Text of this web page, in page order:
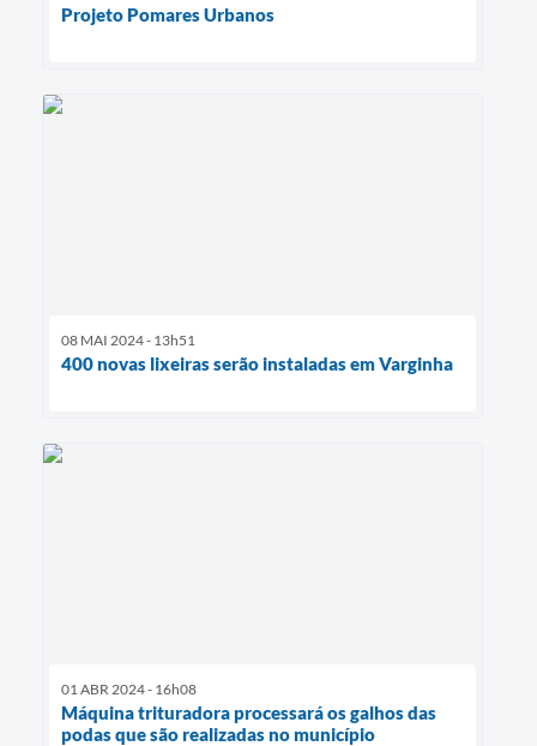
Projeto Pomares Urbanos
08 MAI 2024 - 13h51
400 novas lixeiras serão instaladas em Varginha
01 ABR 2024 - 16h08
Máquina trituradora processará os galhos das
podas que são realizadas no município